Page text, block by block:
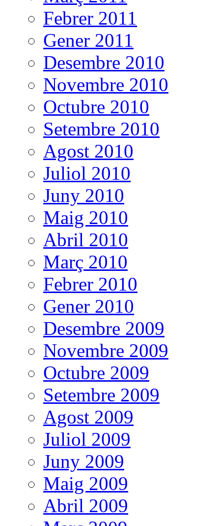
Febrer 2011
Gener 2011
Desembre 2010
Novembre 2010
Octubre 2010
Setembre 2010
Agost 2010
Juliol 2010
Juny 2010
Maig 2010
Abril 2010
Març 2010
Febrer 2010
Gener 2010
Desembre 2009
Novembre 2009
Octubre 2009
Setembre 2009
Agost 2009
Juliol 2009
Juny 2009
Maig 2009
Abril 2009